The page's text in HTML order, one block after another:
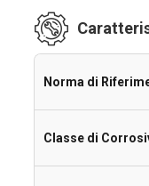
Norma di
Classe di